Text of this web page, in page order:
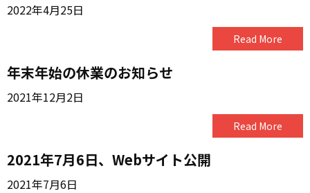
2022年4月25日
Read More
年末年始の休業のお知らせ
2021年12月2日
Read More
2021年7月6日、Webサイト公開
2021年7月6日